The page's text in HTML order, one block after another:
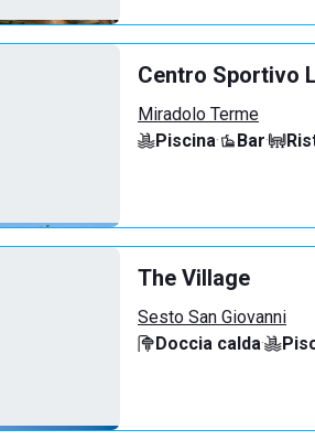
Centro Sportivo
Miradolo Terme
Piscina· Bar·
The Village
Sesto San Giovanni
Doccia calda·